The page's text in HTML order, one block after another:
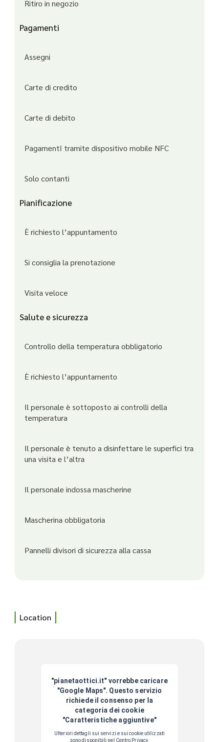
Ritiro in negozio
Pagamenti
Assegni
Carte di credito
Carte di debito
PagamentI tramite dispositivo mobile NFC
Solo contanti
Pianificazione
È richiesto l’appuntamento
Si consiglia la prenotazione
Visita veloce
Salute e sicurezza
Controllo della temperatura obbligatorio
È richiesto l’appuntamento
Il personale è sottoposto ai controlli della
temperatura
Il personale è tenuto a disinfettare le superfici tra
una visita e l’altra
Il personale indossa mascherine
Mascherina obbligatoria
Pannelli divisori di sicurezza alla cassa
Location